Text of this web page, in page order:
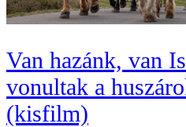
Van hazánk, van
vonultak a
(kisfilm)